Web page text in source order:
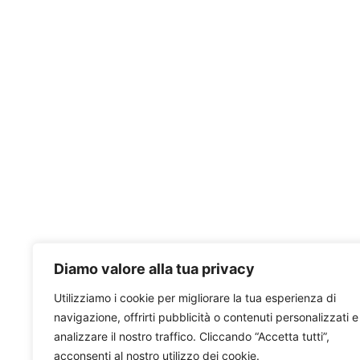
Diamo valore alla tua privacy
Utilizziamo i cookie per migliorare la tua esperienza di
navigazione, offrirti pubblicità o contenuti personalizzati e
analizzare il nostro traffico. Cliccando “Accetta tutti”,
acconsenti al nostro utilizzo dei cookie.